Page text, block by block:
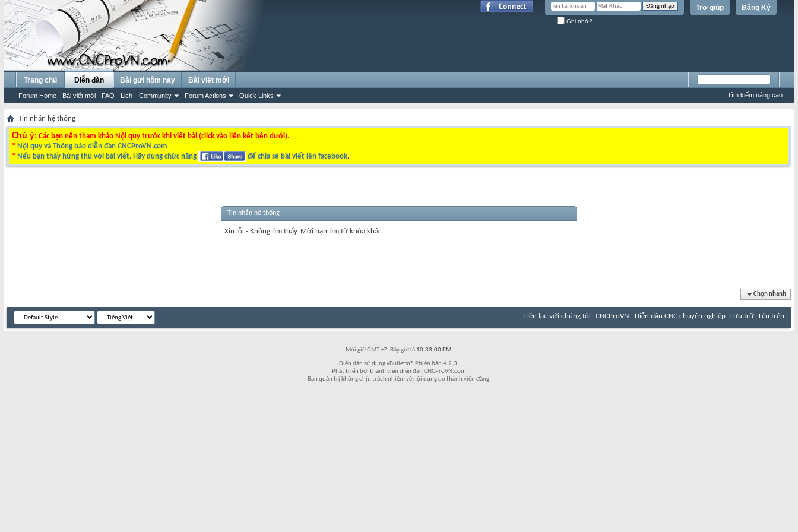
Đăng Ký
Trợ giúp
Ghi nhớ?
Trang chủ Diễn đàn
Forum Home Bài viết mới FAQ Lịch Community Forum Actions Quick Links
Bài gửi hôm nay Bài viết mới
Tìm kiếm nâng cao
Tin nhắn hệ thống
Chú ý: Các bạn nên tham khảo Nội quy trước khi viết bài (click vào liên kết bên dưới).
* Nội quy và Thông báo diễn đàn CNCProVN.com
* Nếu bạn thấy hứng thú với bài viết. Hãy dùng chức năng để chia sẻ bài viết lên facebook.
Tin nhắn hệ thống
Xin lỗi - Không tìm thấy. Mời bạn tìm từ khóa khác.
Chọn nhanh
Liên lạc với chúng tôi CNCProVN - Diễn đàn CNC chuyên nghiệp Lưu trữ Lên trên
Múi giờ GMT +7. Bây giờ là 10:33:00 PM.
Diễn đàn sử dụng vBulletin® Phiên bản 4.2.3.
Phát triển bởi thành viên diễn đàn CNCProVN.com
Ban quản trị không chịu trách nhiệm về nội dung do thành viên đăng.